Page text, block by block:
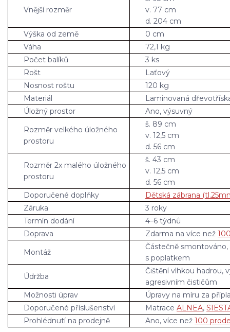
Vnější rozměr
v. 77 cm
d. 204 cm
Výška od země
0 cm
Váha
72,1 kg
Počet balíků
3 ks
Rošt
Laťový
Nosnost roštu
120 kg
Materiál
Laminovaná
Úložný prostor
Ano, výsuvný
Rozměr velkého úložného
prostoru
š. 89 cm
v. 12,5 cm
d. 56 cm
Rozměr 2x malého úložného
prostoru
š. 43 cm
v. 12,5 cm
d. 56 cm
Doporučené doplňky
Dětská zábrana
Záruka
3 roky
Termín dodání
4–6 týdnů
Doprava
Zdarma na více než
Montáž
Částečně
s poplatkem
Údržba
Čištění vlhkou hadrou,
agresivním čističům
Možnosti úprav
Úpravy na míru za
Doporučené příslušenství
Matrace ALNEA,
Prohlédnutí na prodejně
Ano, více než 100